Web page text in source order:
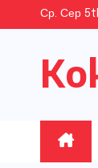
content
Ср. Сер